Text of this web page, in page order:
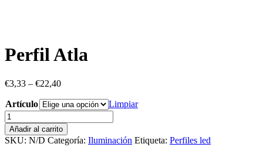
Perfil Atla
€3,33 – €22,40
Artículo
Limpiar
Perfil
Atla
cantidad
Añadir al carrito
SKU: N/D Categoría: Iluminación Etiqueta: Perfiles led